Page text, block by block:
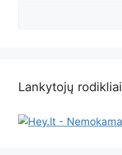
Lankytojų rodikliai